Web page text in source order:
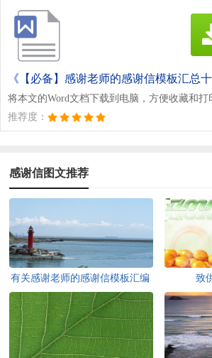
《【必备】感谢老师的感谢信模板汇总十
将本文的Word文档下载到电脑，方便收藏和打
推荐度：
感谢信图文推荐
有关感谢老师的感谢信模板汇编
5篇
致